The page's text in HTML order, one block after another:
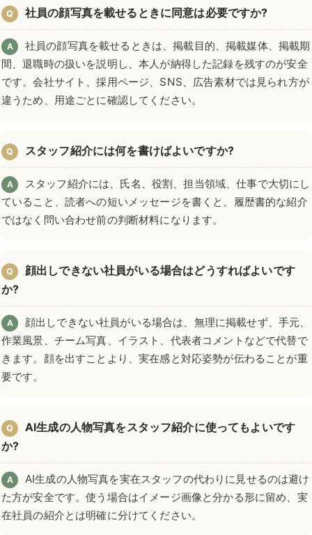
Q 社員の顔写真を載せるときに同意は必要ですか?
A
社員の顔写真を載せるときは、掲載目的、掲載媒体、掲載期
間、退職時の扱いを説明し、本人が納得した記録を残すのが安全
です。会社サイト、採用ページ、SNS、広告素材では見られ方が
違うため、用途ごとに確認してください。
Q スタッフ紹介には何を書けばよいですか?
A
スタッフ紹介には、氏名、役割、担当領域、仕事で大切にし
ていること、読者への短いメッセージを書くと、履歴書的な紹介
ではなく問い合わせ前の判断材料になります。
Q
顔出しできない社員がいる場合はどうすればよいです
か?
A
顔出しできない社員がいる場合は、無理に掲載せず、手元、
作業風景、チーム写真、イラスト、代表者コメントなどで代替で
きます。顔を出すことより、実在感と対応姿勢が伝わることが重
要です。
Q
AI生成の人物写真をスタッフ紹介に使ってもよいです
か?
A
AI生成の人物写真を実在スタッフの代わりに見せるのは避け
た方が安全です。使う場合はイメージ画像と分かる形に留め、実
在社員の紹介とは明確に分けてください。